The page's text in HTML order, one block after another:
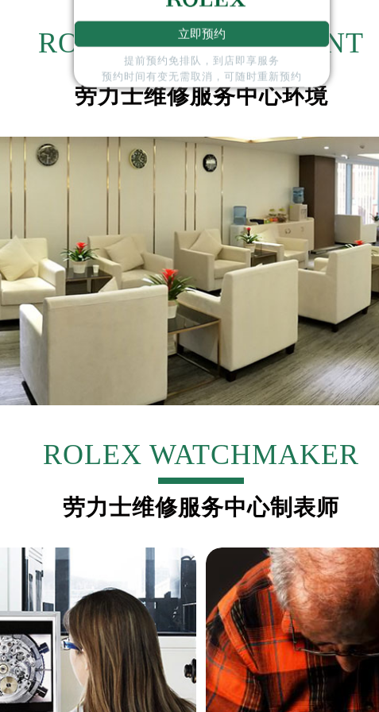
利国际金融中心写字楼20层01室（需提前预约）
劳力士售后服务中心（需提前预约）
售后服务中心（需提前预约）
士售后服务中心（需提前预约）
士售后服务中心（需提前预约）
力士售后服务中心（需提前预约）
力士售后服务中心（需提前预约）
力士售后服务中心（需提前预约）
力士售后服务中心（需提前预约）
庄路交叉口劳力士售后服务中心（需提前预约）
士售后服务中心（需提前预约）
士售后服务中心（需提前预约）
士售后服务中心（需提前预约）
售后服务中心（需提前预约）
售后服务中心（需提前预约）
劳力士售后服务中心（需提前预约）
九经街交汇处劳力士售后服务中心（需提前预约）
士售后服务中心（需提前预约）
售后服务中心（需提前预约）
售后服务中心（需提前预约）
售后服务中心（需提前预约）
后服务中心（需提前预约）
售后服务中心（需提前预约）
售后服务中心（需提前预约）
售后服务中心（需提前预约）
士售后服务中心（需提前预约）
士售后服务中心（需提前预约）
后服务中心（需提前预约）
ROLEX ENVIRONMENT
劳力士维修服务中心环境
ROLEX WATCHMAKER
劳力士维修服务中心制表师
立即预约
提前预约免排队，到店即享服务
预约时间有变无需取消，可随时重新预约